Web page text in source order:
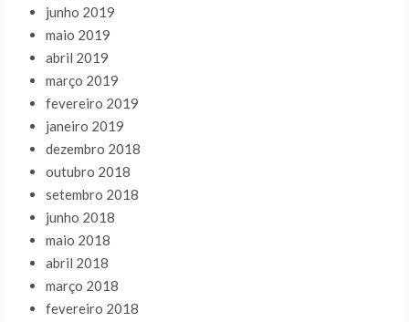
junho 2019
maio 2019
abril 2019
março 2019
fevereiro 2019
janeiro 2019
dezembro 2018
outubro 2018
setembro 2018
junho 2018
maio 2018
abril 2018
março 2018
fevereiro 2018